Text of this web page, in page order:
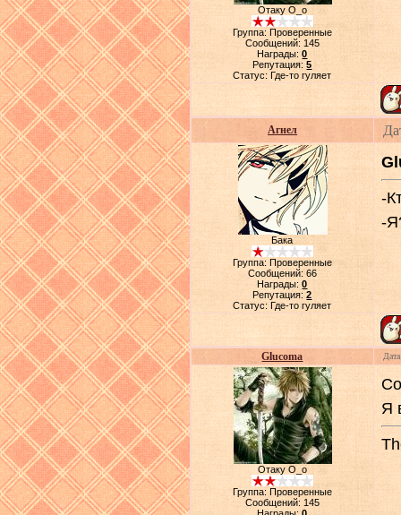
Отаку О_о
Группа: Проверенные
Сообщений: 145
Награды:0
Репутация:5
Статус:Где-то гуляет
Агнел
Бака
Группа: Проверенные
Сообщений: 66
Награды:0
Репутация:2
Статус:Где-то гуляет
-
-
Glucoma
Отаку О_о
Группа: Проверенные
Сообщений: 145
Я